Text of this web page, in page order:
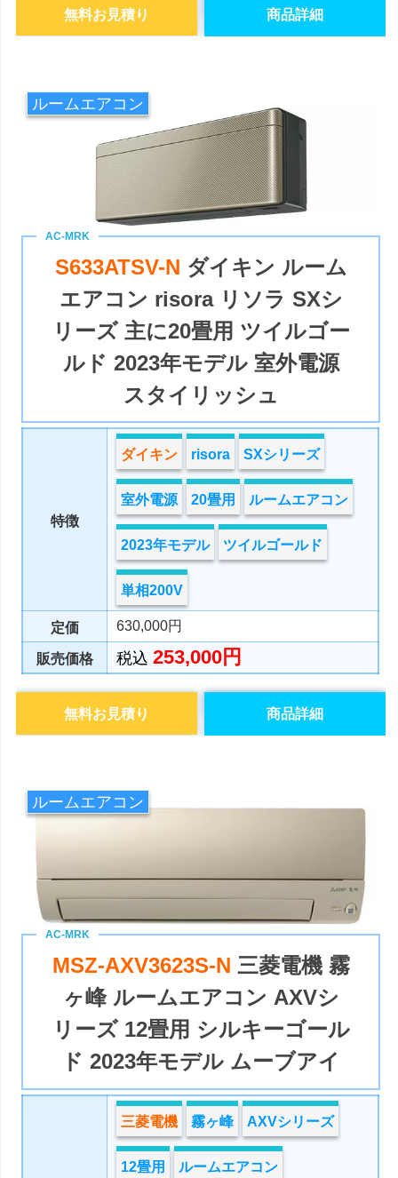
商品詳細
無料お見積り
ルームエアコン
S633ATSV-N ダイキン ルーム
エアコン risora リソラ SXシ
リーズ 主に20畳用 ツイルゴー
ルド 2023年モデル 室外電源
スタイリッシュ
特徴
ダイキン risora SXシリーズ
室外電源 20畳用 ルームエアコン
2023年モデル ツイルゴールド
単相200V
定価 630,000円
販売価格 税込253,000円
商品詳細
無料お見積り
ルームエアコン
MSZ-AXV3623S-N 三菱電機 霧
ヶ峰 ルームエアコン AXVシ
リーズ 12畳用 シルキーゴール
ド 2023年モデル ムーブアイ
三菱電機 霧ヶ峰 AXVシリーズ
12畳用 ルームエアコン